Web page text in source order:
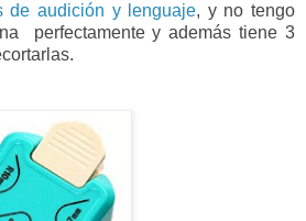
de audición y lenguaje, y no tengo
perfectamente y además tiene 3